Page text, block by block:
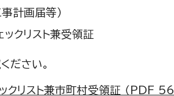
計画届等）
クリスト兼受領証
ださい。
クリスト兼市町村受領証 （PDF